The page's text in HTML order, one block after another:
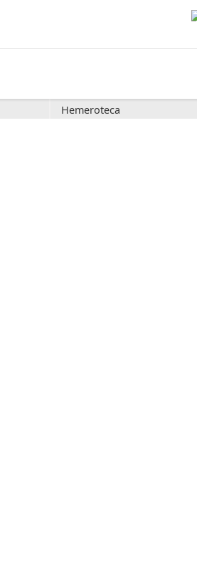
Hemeroteca